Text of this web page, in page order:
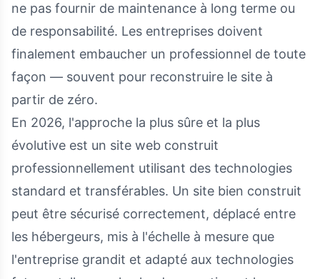
ne pas fournir de maintenance à long terme ou
de responsabilité. Les entreprises doivent
finalement embaucher un professionnel de toute
façon — souvent pour reconstruire le site à
partir de zéro.
En 2026, l'approche la plus sûre et la plus
évolutive est un site web construit
professionnellement utilisant des technologies
standard et transférables. Un site bien construit
peut être sécurisé correctement, déplacé entre
les hébergeurs, mis à l'échelle à mesure que
l'entreprise grandit et adapté aux technologies